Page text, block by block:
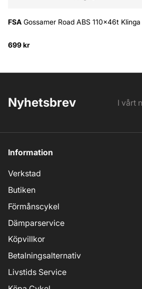
FSA Gossamer Road ABS 110x46t Klinga
699 kr
Nyhetsbrev I vårt
Information
Verkstad
Butiken
Förmånscykel
Dämparservice
Köpvillkor
Betalningsalternativ
Livstids Service